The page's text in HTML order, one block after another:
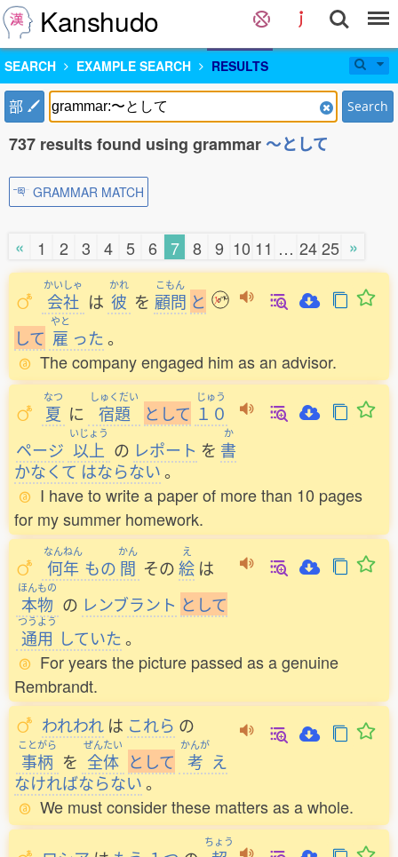
Kanshudo
SEARCH EXAMPLE SEARCH RESULTS
部 Search
737 results found using grammar〜として
GRAMMAR MATCH
« 1 2 3 4 5 6 7 8 9 10 11 … 24 25 »
かいしゃ
会社 は
かれ
彼 を
こもん
顧問 と
して
やと
雇 った。
The company engaged him as an advisor.
なつ
夏 に
しゅくだい
宿題 と して
じゅう
１０
ページ
いじょう
以上 の レポート を
か
書
かなくて はならない。
I have to write a paper of more than 10 pages
for my summer homework.
なんねん
何年 もの
かん
間 その
え
絵 は
ほんもの
本物 の レンブラント と して
つうよう
通用 していた。
For years the picture passed as a genuine
Rembrandt.
われわれ は これら の
ことがら
事柄 を
ぜんたい
全体 と して
かんが
考 え
なければならない。
We must consider these matters as a whole.
ちょう